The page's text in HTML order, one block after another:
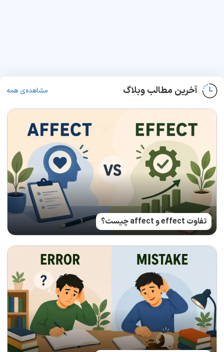
آخرین مطالب وبلاگ مشاهده‌ی همه
تفاوت effect و affect چیست؟